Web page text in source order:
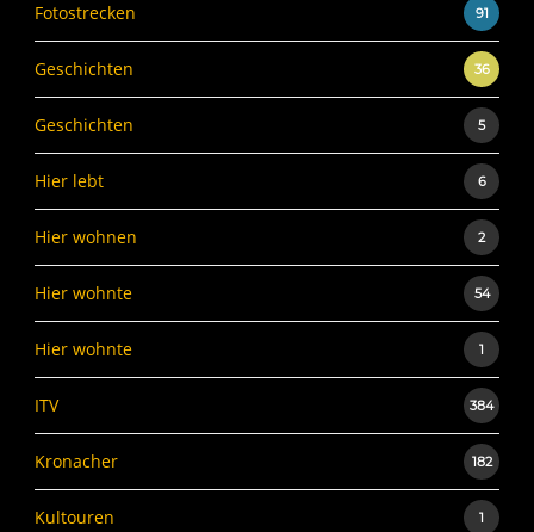
Fotostrecken 91
Geschichten 36
Geschichten 5
Hier lebt 6
Hier wohnen 2
Hier wohnte 54
Hier wohnte 1
ITV 384
Kronacher 182
Kultouren 1